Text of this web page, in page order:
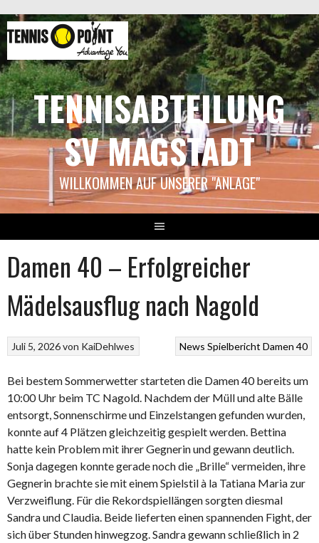
zum
Inhalt
TENNISABTEILUNG
SV MAGSTADT
WILLKOMMEN AUF UNSERER "ANLAGE"
Damen 40 – Erfolgreicher
Mädelsausflug nach Nagold
News Spielbericht Damen 40
Juli 5, 2026von KaiDehlwes
Bei bestem Sommerwetter starteten die Damen 40 bereits um
10:00 Uhr beim TC Nagold. Nachdem der Müll und alte Bälle
entsorgt, Sonnenschirme und Einzelstangen gefunden wurden,
konnte auf 4 Plätzen gleichzeitig gespielt werden. Bettina
hatte kein Problem mit ihrer Gegnerin und gewann deutlich.
Sonja dagegen konnte gerade noch die „Brille“ vermeiden, ihre
Gegnerin brachte sie mit einem Spielstil à la Tatiana Maria zur
Verzweiflung. Für die Rekordspiellängen sorgten diesmal
Sandra und Claudia. Beide lieferten einen spannenden Fight, der
sich über Stunden hinwegzog. Sandra gewann schließlich in 2